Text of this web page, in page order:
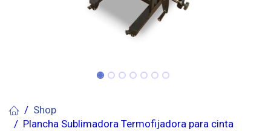
Shop
Plancha Sublimadora Termofijadora para cinta